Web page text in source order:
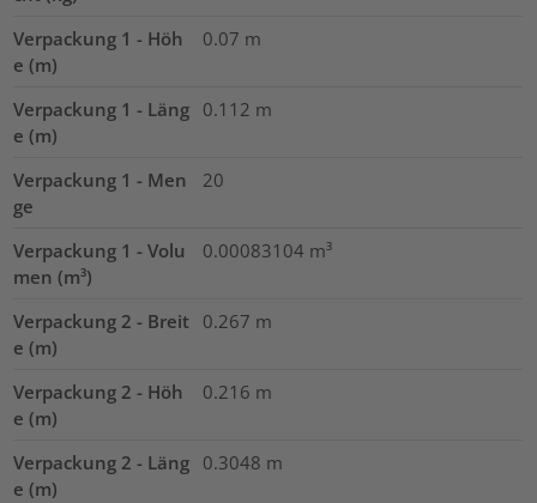
Verpackung 1 - Höh
e (m)
0.07 m
Verpackung 1 - Läng
e (m)
0.112 m
Verpackung 1 - Men
ge
20
Verpackung 1 - Volu
men (m³)
0.00083104 m³
Verpackung 2 - Breit
e (m)
0.267 m
Verpackung 2 - Höh
e (m)
0.216 m
Verpackung 2 - Läng
e (m)
0.3048 m